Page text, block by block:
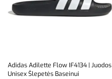
Adidas Adilette Flow IF4134 | Juodos
Unisex Šlepetės Baseinui